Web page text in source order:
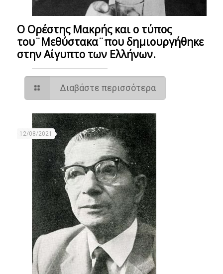
Ο Ορέστης Μακρής και ο τύπος
του¨Μεθύστακα¨που δημιουργήθηκε
στην Αίγυπτο των Ελλήνων.
Διαβάστε περισσότερα
12/08/2021